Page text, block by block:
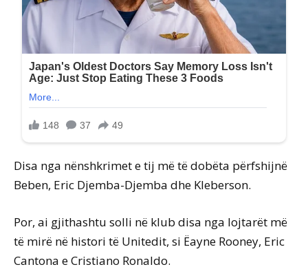
Disa nga nënshkrimet e tij më të dobëta përfshijnë
Beben, Eric Djemba-Djemba dhe Kleberson.
Por, ai gjithashtu solli në klub disa nga lojtarët më
të mirë në histori të Unitedit, si Ëayne Rooney, Eric
Cantona e Cristiano Ronaldo.